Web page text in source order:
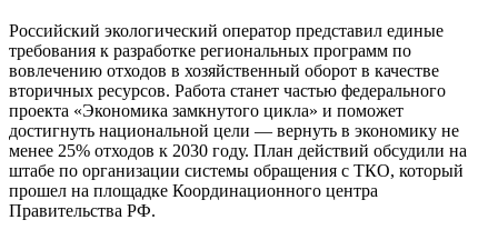
Российский экологический оператор представил единые
требования к разработке региональных программ по
вовлечению отходов в хозяйственный оборот в качестве
вторичных ресурсов. Работа станет частью федерального
проекта «Экономика замкнутого цикла» и поможет
достигнуть национальной цели — вернуть в экономику не
менее 25% отходов к 2030 году. План действий обсудили на
штабе по организации системы обращения с ТКО, который
прошел на площадке Координационного центра
Правительства РФ.